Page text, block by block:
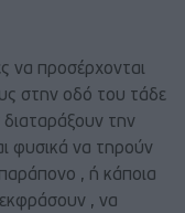
να προσέρχονται
στην οδό του τάδε
την
φυσικά να τηρούν
, ή κάποια
, να